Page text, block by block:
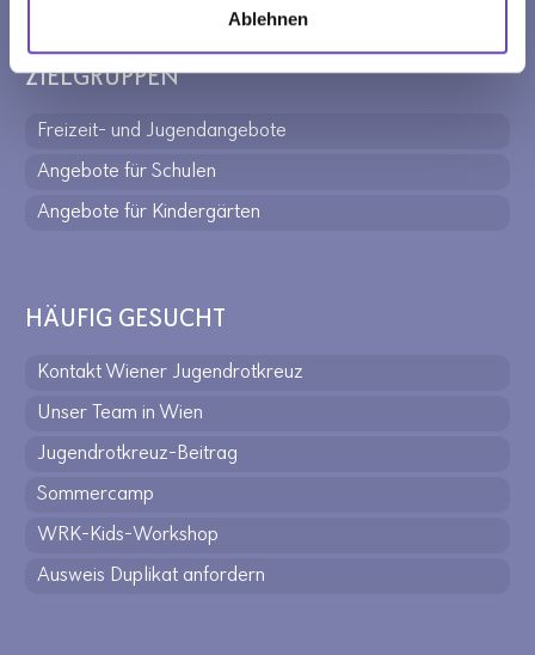
Ablehnen
ZIELGRUPPEN
Freizeit- und Jugendangebote
Angebote für Schulen
Angebote für Kindergärten
HÄUFIG GESUCHT
Kontakt Wiener Jugendrotkreuz
Unser Team in Wien
Jugendrotkreuz-Beitrag
Sommercamp
WRK-Kids-Workshop
Ausweis Duplikat anfordern